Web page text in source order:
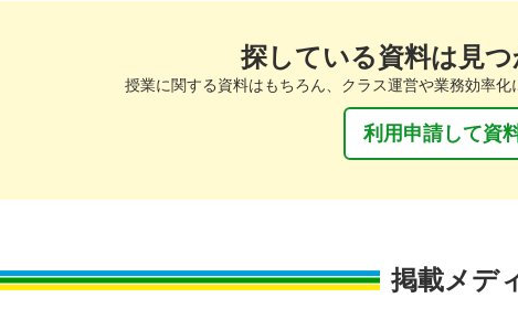
探している資料は見
授業に関する資料はもちろん、クラス運営や業務効率化
利用申請して資
掲載メデ